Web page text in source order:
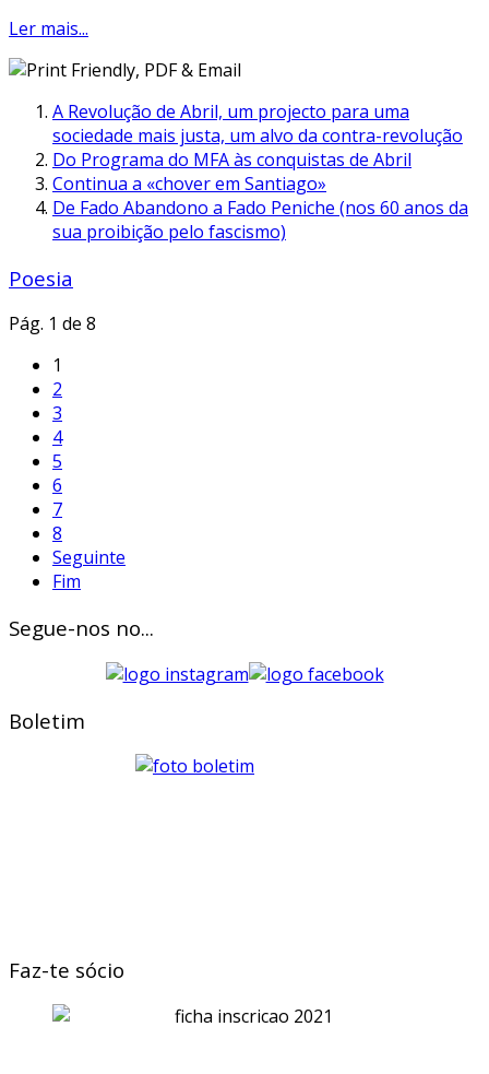
Ler mais...
A Revolução de Abril, um projecto para uma
sociedade mais justa, um alvo da contra-revolução
Do Programa do MFA às conquistas de Abril
Continua a «chover em Santiago»
De Fado Abandono a Fado Peniche (nos 60 anos da
sua proibição pelo fascismo)
Poesia
Pág. 1 de 8
1
2
3
4
5
6
7
8
Seguinte
Fim
Segue-nos no...
Boletim
Faz-te sócio